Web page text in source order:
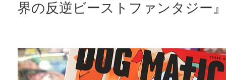
界の反逆ビーストファンタジー